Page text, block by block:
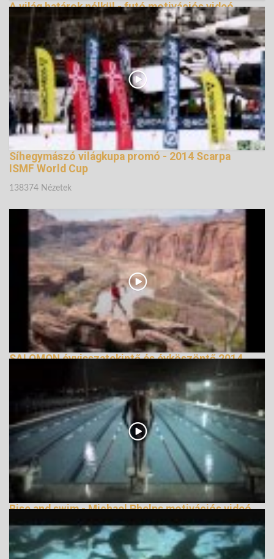
A világ határok nélkül - futó motivációs videó
162148 Nézetek
Síhegymászó világkupa promó - 2014 Scarpa
ISMF World Cup
138374 Nézetek
SALOMON évvisszatekintő és évköszöntő 2014
Rise and swim - Michael Phelps motivációs videó
138481 Nézetek